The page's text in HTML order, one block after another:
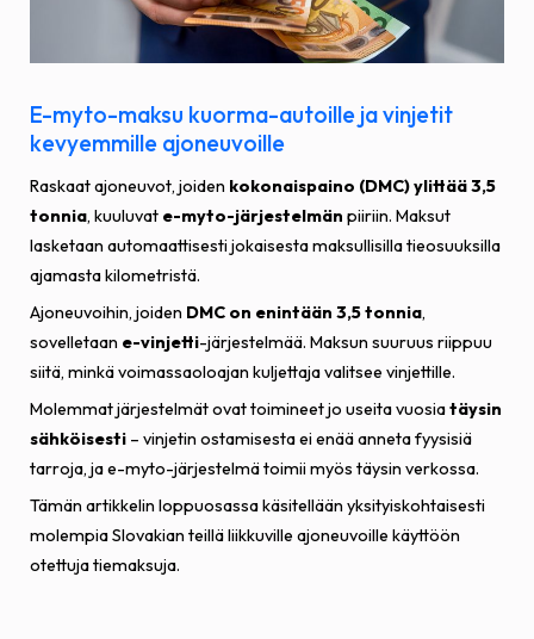
E-myto-maksu kuorma-autoille ja vinjetit
kevyemmille ajoneuvoille
Raskaat ajoneuvot, joiden kokonaispaino (DMC) ylittää 3,5
tonnia, kuuluvat e-myto-järjestelmän piiriin. Maksut
lasketaan automaattisesti jokaisesta maksullisilla tieosuuksilla
ajamasta kilometristä.
Ajoneuvoihin, joiden DMC on enintään 3,5 tonnia,
sovelletaan e-vinjetti-järjestelmää. Maksun suuruus riippuu
siitä, minkä voimassaoloajan kuljettaja valitsee vinjettille.
Molemmat järjestelmät ovat toimineet jo useita vuosiatäysin
sähköisesti – vinjetin ostamisesta ei enää anneta fyysisiä
tarroja, ja e-myto-järjestelmä toimii myös täysin verkossa.
Tämän artikkelin loppuosassa käsitellään yksityiskohtaisesti
molempia Slovakian teillä liikkuville ajoneuvoille käyttöön
otettuja tiemaksuja.